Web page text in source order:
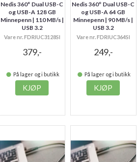
Nedis 360° Dual USB-C
og USB-A 128 GB
Minnepenn | 110 MB/s |
USB 3.2
Vare nr. FDRIUC3128SI
379,-
På lager og i butikk
KJØP
Nedis 360° Dual USB-C
og USB-A 64 GB
Minnepenn | 90 MB/s |
USB 3.2
Vare nr. FDRIUC364SI
249,-
På lager og i butikk
KJØP